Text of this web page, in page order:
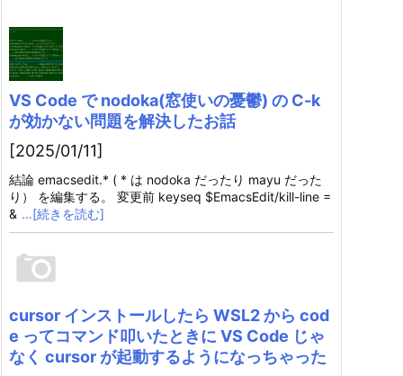
VS Code で nodoka(窓使いの憂鬱) の C-k
が効かない問題を解決したお話
[2025/01/11]
結論 emacsedit.* ( * は nodoka だったり mayu だった
り） を編集する。 変更前 keyseq $EmacsEdit/kill-line =
& …[続きを読む]
cursor インストールしたら WSL2 から cod
e ってコマンド叩いたときに VS Code じゃ
なく cursor が起動するようになっちゃった